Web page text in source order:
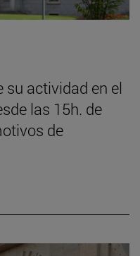
su actividad en el
las 15h. de
de